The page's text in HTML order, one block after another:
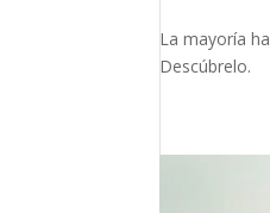
La mayoría
Descúbrelo.